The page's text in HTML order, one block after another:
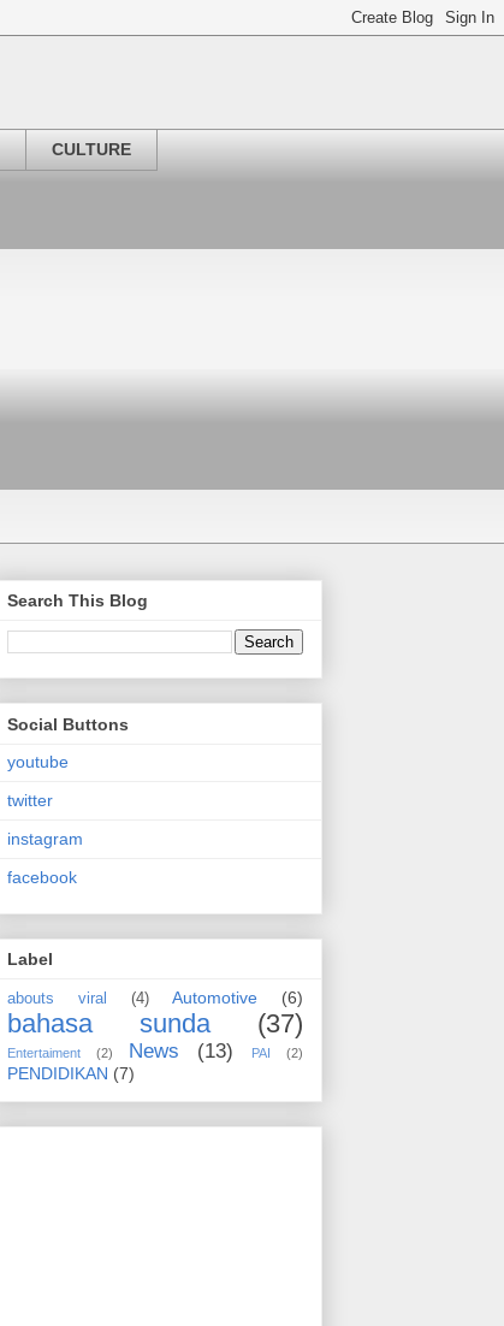
CULTURE
Search This Blog
Social Buttons
youtube
twitter
instagram
facebook
Label
abouts viral (4) Automotive (6)
bahasa sunda (37)
Entertaiment (2) News (13) PAI (2)
PENDIDIKAN (7)